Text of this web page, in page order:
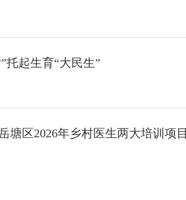
托起生育“大民生”
塘区2026年乡村医生两大培训项